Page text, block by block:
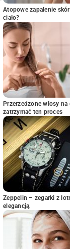
Atopowe zapalenie
ciało?
Przerzedzone włosy
zatrzymać ten proces
Zeppelin – zegarki z
elegancją